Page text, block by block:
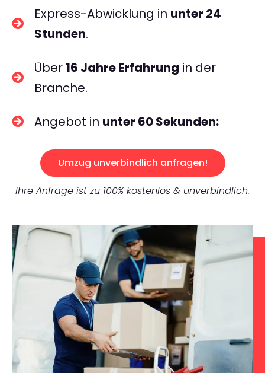
Express-Abwicklung in unter 24
Stunden.
Über 16 Jahre Erfahrung in der
Branche.
Angebot in unter 60 Sekunden:
Umzug unverbindlich anfragen!
Ihre Anfrage ist zu 100% kostenlos & unverbindlich.